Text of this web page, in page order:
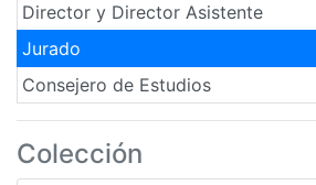
Director y Director Asistente
Jurado
Consejero de Estudios
Colección